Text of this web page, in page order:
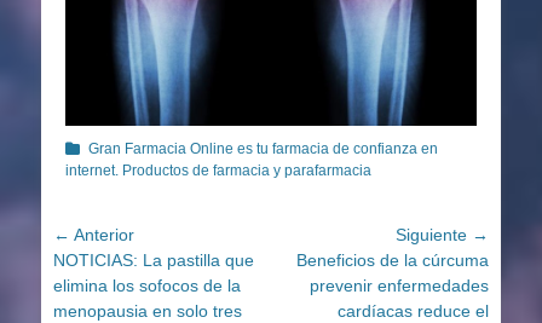
Categorías
Gran Farmacia Online es tu farmacia de confianza en
internet. Productos de farmacia y parafarmacia
Navegación
de
entradas
← Anterior
Entrada
anterior:
NOTICIAS: La pastilla que
elimina los sofocos de la
menopausia en solo tres
Siguiente →
Entrada
siguiente:
Beneficios de la cúrcuma
prevenir enfermedades
cardíacas reduce el